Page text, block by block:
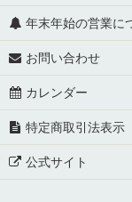
年末年始の営業に
お問い合わせ
カレンダー
特定商取引法表示
公式サイト